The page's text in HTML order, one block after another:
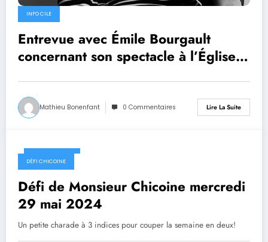
INFO CILE
Entrevue avec Émile Bourgault
concernant son spectacle à l’Église
Mathieu Bonenfant 0 Commentaires Lire La Suite
29 mai 2024
DÉFI CHICOINE
Défi de Monsieur Chicoine mercredi
29 mai 2024
Un petite charade à 3 indices pour couper la semaine en deux!